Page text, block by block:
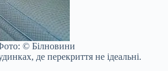
© Білновини
де перекриття не ідеальні.